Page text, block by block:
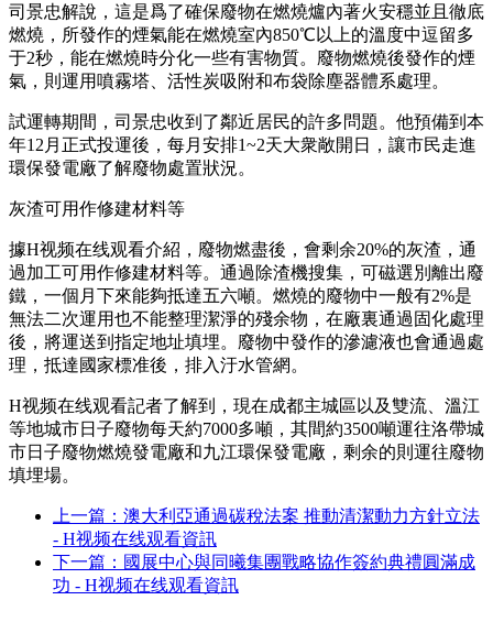
司景忠解說，這是爲了確保廢物在燃燒爐內著火安穩並且徹底
燃燒，所發作的煙氣能在燃燒室內850℃以上的溫度中逗留多
于2秒，能在燃燒時分化一些有害物質。廢物燃燒後發作的煙
氣，則運用噴霧塔、活性炭吸附和布袋除塵器體系處理。
試運轉期間，司景忠收到了鄰近居民的許多問題。他預備到本
年12月正式投運後，每月安排1~2天大衆敞開日，讓市民走進
環保發電廠了解廢物處置狀況。
灰渣可用作修建材料等
據H视频在线观看介紹，廢物燃盡後，會剩余20%的灰渣，通
過加工可用作修建材料等。通過除渣機搜集，可磁選別離出廢
鐵，一個月下來能夠抵達五六噸。燃燒的廢物中一般有2%是
無法二次運用也不能整理潔淨的殘余物，在廠裏通過固化處理
後，將運送到指定地址填埋。廢物中發作的滲濾液也會通過處
理，抵達國家標准後，排入汙水管網。
H视频在线观看記者了解到，現在成都主城區以及雙流、溫江
等地城市日子廢物每天約7000多噸，其間約3500噸運往洛帶城
市日子廢物燃燒發電廠和九江環保發電廠，剩余的則運往廢物
填埋場。
上一篇：澳大利亞通過碳稅法案 推動清潔動力方針立法
- H视频在线观看資訊
下一篇：國展中心與同曦集團戰略協作簽約典禮圓滿成
功 - H视频在线观看資訊